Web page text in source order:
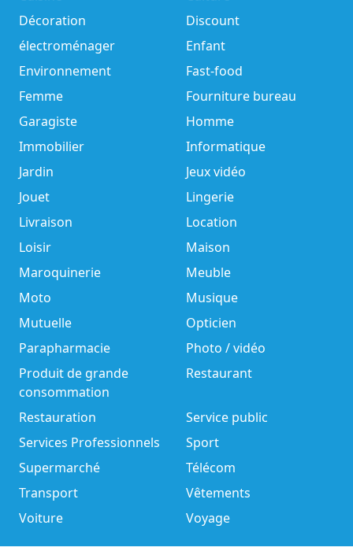
Décoration
Discount
électroménager
Enfant
Environnement
Fast-food
Femme
Fourniture bureau
Garagiste
Homme
Immobilier
Informatique
Jardin
Jeux vidéo
Jouet
Lingerie
Livraison
Location
Loisir
Maison
Maroquinerie
Meuble
Moto
Musique
Mutuelle
Opticien
Parapharmacie
Photo / vidéo
Produit de grande
consommation
Restaurant
Restauration
Service public
Services Professionnels
Sport
Supermarché
Télécom
Transport
Vêtements
Voiture
Voyage